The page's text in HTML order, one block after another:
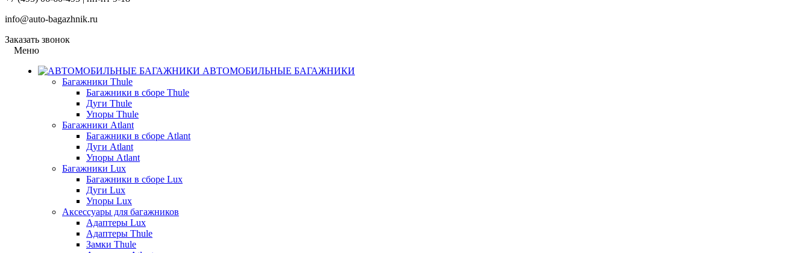
info@auto-bagazhnik.ru
Заказать звонок
Меню
АВТОМОБИЛЬНЫЕ БАГАЖНИКИ
Багажники Thule
Багажники в сборе Thule
Дуги Thule
Упоры Thule
Багажники Atlant
Багажники в сборе Atlant
Дуги Atlant
Упоры Atlant
Багажники Lux
Багажники в сборе Lux
Дуги Lux
Упоры Lux
Аксессуары для багажников
Адаптеры Lux
Адаптеры Thule
Замки Thule